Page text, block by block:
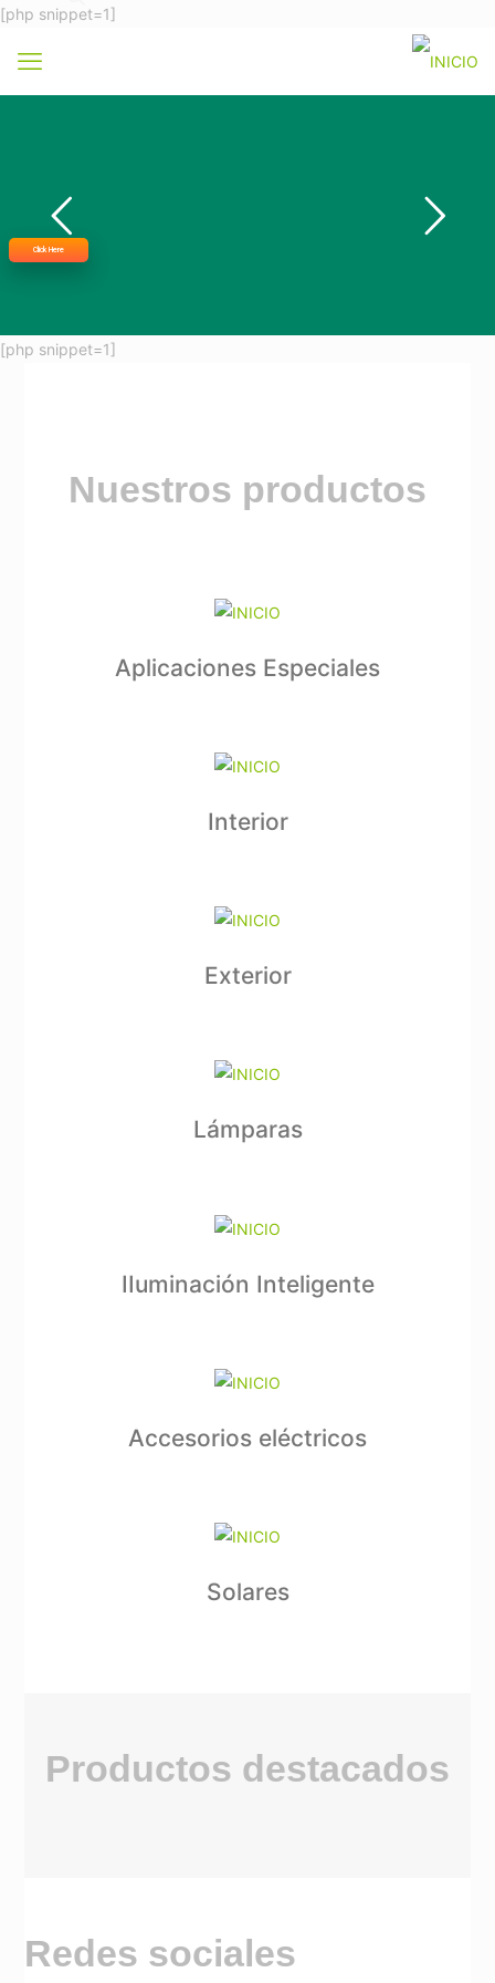
[php snippet=1]
Click Here
[php snippet=1]
Nuestros productos
Aplicaciones Especiales
Interior
Exterior
Lámparas
IIuminación Inteligente
Accesorios eléctricos
Solares
Productos destacados
Redes sociales